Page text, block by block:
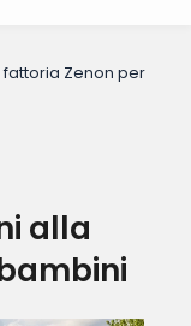
fattoria Zenon per
alla